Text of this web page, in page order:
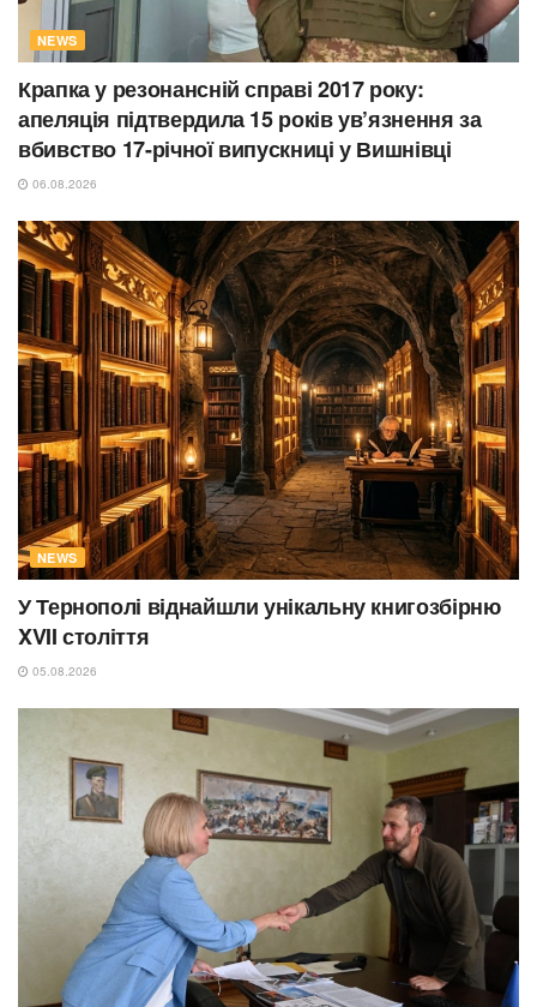
NEWS
Крапка у резонансній справі 2017 року:
апеляція підтвердила 15 років ув’язнення за
вбивство 17-річної випускниці у Вишнівці
06.08.2026
NEWS
У Тернополі віднайшли унікальну книгозбірню
XVII століття
05.08.2026